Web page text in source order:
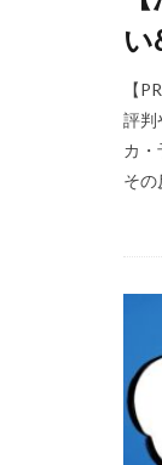
い
【
評判
カ・
そ